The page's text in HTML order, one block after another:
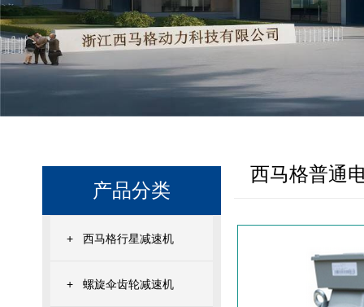
产品分类
+ 西马格行星减速机
+ 螺旋伞齿轮减速机
西马格普通